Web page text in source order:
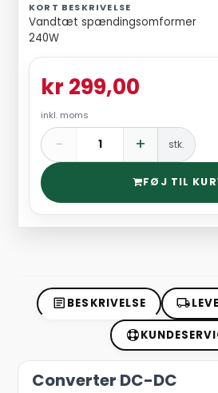
KORT BESKRIVELSE
Vandtæt spændingsomformer
240W
kr 299,00
inkl. moms
− + stk.
FØJ TIL
BESKRIVELSE
Converter DC-DC